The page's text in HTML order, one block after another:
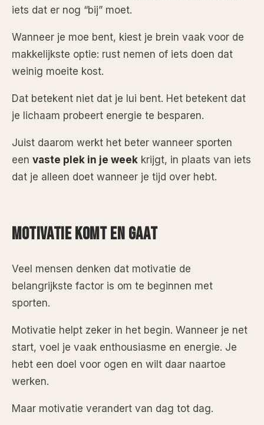
iets dat er nog “bij” moet.
Wanneer je moe bent, kiest je brein vaak voor de
makkelijkste optie: rust nemen of iets doen dat
weinig moeite kost.
Dat betekent niet dat je lui bent. Het betekent dat
je lichaam probeert energie te besparen.
Juist daarom werkt het beter wanneer sporten
een vaste plek in je week krijgt, in plaats van iets
dat je alleen doet wanneer je tijd over hebt.
MOTIVATIE KOMT EN GAAT
Veel mensen denken dat motivatie de
belangrijkste factor is om te beginnen met
sporten.
Motivatie helpt zeker in het begin. Wanneer je net
start, voel je vaak enthousiasme en energie. Je
hebt een doel voor ogen en wilt daar naartoe
werken.
Maar motivatie verandert van dag tot dag.